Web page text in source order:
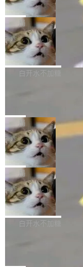
里日夜不停地"烧钱"。
ding in silos"——各自为
断从他嘴里说出来分量
全球最大的开源 AI 平
型。谁在开源赛道上领
家居控制、家庭实验室
aw 是 Shelley 的作者
nt。他最近在博客上写
简单：开发者工具必须
由软件情怀，而是一个
技术判断。 两行
网最大规模开源
一条内测招募帖，发出
会变成一场开源
DeepSeek Harness 团
i）在 X 上发帖： 「如
关开源项目的开发者，
ness 的内测，可以回
Harness 负责把能力
具、读写文件、管理上
环。崔添翼招人的标...
局
商汤 SenseNova
开源
商汤科技宣布面向社区
型的预览版本
理解、推理、生成与编
量大小，将能力推进到
更复杂的视觉控制和可
1，U1.5-Lite-Preview
提升： 原生支持4K图
理、细节与真实世界质
生成与复杂版式组织；
白开水不加糖
nap。这次是 hwctl——
硬件认证状态的命令行
Alan Griffiths 在邮件列
tl 是一个 Ubuntu 专有
是 Ubuntu 专有的，不
所以 deb 版本的受众
untu 用户在用，那用
的。 从 deb 到 snap
hwlib 硬件 API 库的一
局
Dario Amodei 担心
只为金钱，不为使命
顶级 AI 研究员在两家
隔了几天。 Lilian
离开 Thinking
创始人的角色「太累了
ation 就曝出她将重回
改进方向的研究。她
局
FFmpeg 9.0 发布
FFmpeg 9.0 现已发布
新日志列出的 9.0 版本
白开水不加糖